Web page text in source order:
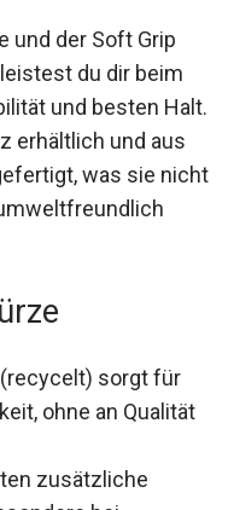
du dir beim
und besten
erhältlich
gefertigt,
auch
ohne an
bei